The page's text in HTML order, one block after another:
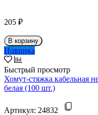
205 ₽
В корзину
Новинка
Быстрый просмотр
Хомут-стяжка кабельная
белая (100 шт.)
Артикул: 24832